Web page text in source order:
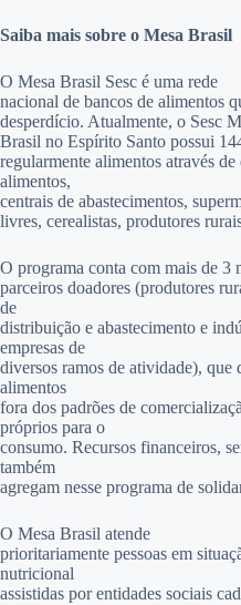
Saiba mais sobre o Mesa Brasil
O Mesa Brasil Sesc é uma rede
nacional de bancos de alimentos
desperdício. Atualmente, o Sesc
Brasil no Espírito Santo possui
regularmente alimentos através
alimentos,
centrais de abastecimentos,
livres, cerealistas, produtores
O programa conta com mais de 3
parceiros doadores (produtores
de
distribuição e abastecimento e
empresas de
diversos ramos de atividade), que
alimentos
fora dos padrões de
próprios para o
consumo. Recursos financeiros,
também
agregam nesse programa de
O Mesa Brasil atende
prioritariamente pessoas em
nutricional
assistidas por entidades sociais